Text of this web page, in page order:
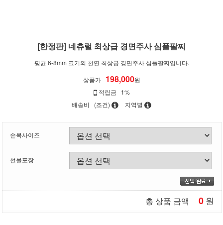
[한정판] 네츄럴 최상급 경면주사 심플팔찌
평균 6-8mm 크기의 천연 최상급 경면주사 심플팔찌입니다.
상품가
198,000원
적립금
1%
배송비
(조건) 지역별
손목사이즈
선물포장
총 상품 금액 0 원